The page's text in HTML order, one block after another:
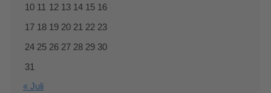
10 11 12 13 14 15 16
17 18 19 20 21 22 23
24 25 26 27 28 29 30
31
« Juli